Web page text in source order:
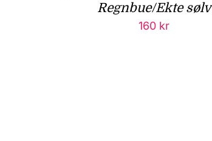
Regnbue/Ekte sølv
160 kr